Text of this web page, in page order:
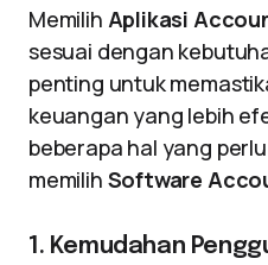
Memilih Aplikasi
sesuai dengan
penting untuk
keuangan yang lebih
beberapa hal yang
memilih Software
1. Kemudahan